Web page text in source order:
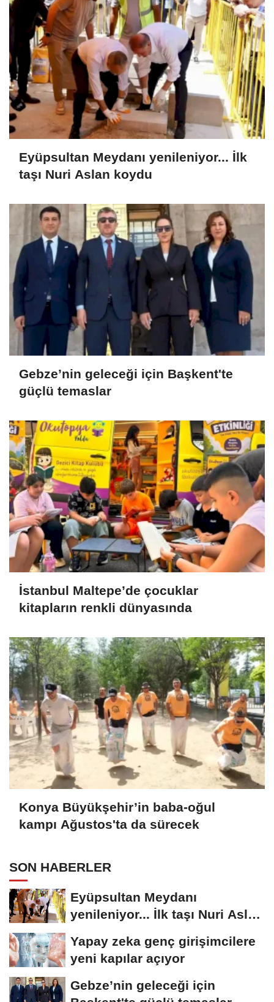
Eyüpsultan Meydanı yenileniyor... İlk
taşı Nuri Aslan koydu
Gebze’nin geleceği için Başkent'te
güçlü temaslar
İstanbul Maltepe’de çocuklar
kitapların renkli dünyasında
Konya Büyükşehir’in baba-oğul
kampı Ağustos'ta da sürecek
SON HABERLER
Eyüpsultan Meydanı
yenileniyor... İlk taşı Nuri Aslan
Yapay zeka genç girişimcilere
yeni kapılar açıyor
Gebze’nin geleceği için